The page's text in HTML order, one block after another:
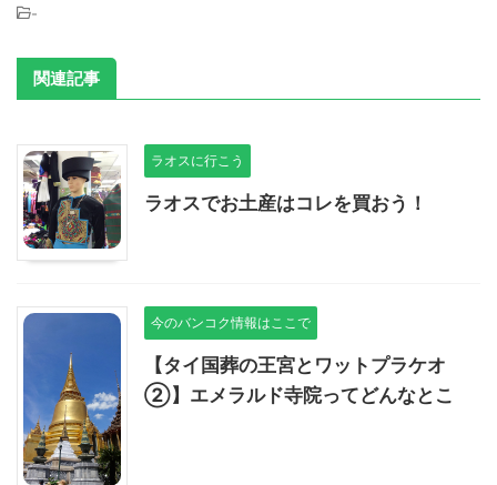
-
関連記事
ラオスに行こう
ラオスでお土産はコレを買おう！
今のバンコク情報はここで
【タイ国葬の王宮とワットプラケオ
②】エメラルド寺院ってどんなとこ